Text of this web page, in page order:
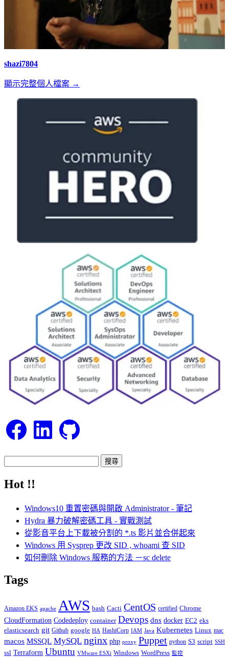
shazi7804
顯示完整個人檔案 →
FacebookLinkedIn GitHub
關
Hot !!
Windows10 重置密碼與開啟 Administrator - 筆記
Hydra 暴力破解密碼工具 - 實戰測試
從影音平台上下載被分割的 *.ts 影片並合併起來
Windows 用 Sysprep 更改 SID , whoami 查 SID
如何刪除 Windows 服務的方法 －sc delete
Tags
Amazon EKS apache AWS bash Cacti CentOS certified Chrome
CloudFormation Codedeploy container Devops dns docker EC2 eks
elasticsearch git Github google HA HashiCorp IAM Java Kubernetes Linux mac
macos MSSQL MySQL nginx php proxy Puppet python S3 script SSH
ssl Terraform Ubuntu VMware ESXi Windows WordPress 監控